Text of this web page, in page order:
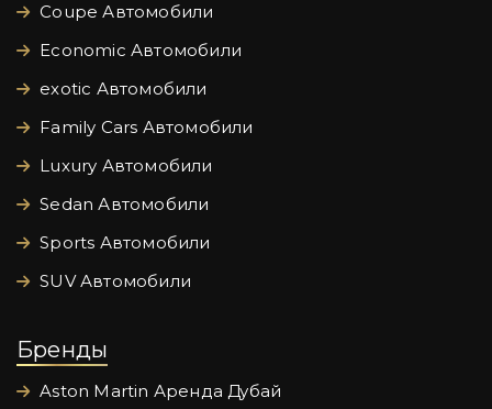
Coupe Автомобили
Economic Автомобили
exotic Автомобили
Family Cars Автомобили
Luxury Автомобили
Sedan Автомобили
Sports Автомобили
SUV Автомобили
Бренды
Aston Martin Аренда Дубай